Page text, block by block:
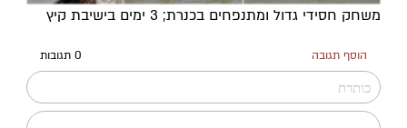
משחק חסידי גדול ומתנפחים בכנרת; 3 ימים בישיבת קיץ
הוסף תגובה 0 תגובות